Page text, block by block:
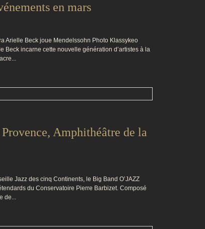
en mars
Arielle Beck joue Mendelssohn Photo Klassykeo
Beck incarne cette nouvelle génération d’artistes à la
Amphithéâtre de la
Jazz des cinq Continents, le Big Band O’JAZZ
du Conservatoire Pierre Barbizet. Composé
de...